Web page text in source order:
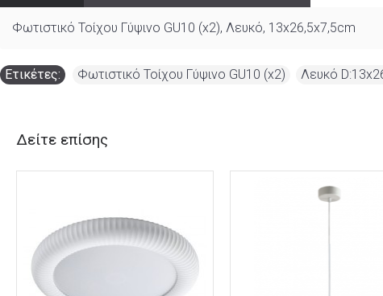
Φωτιστικό Τοίχου Γύψινο GU10 (x2), Λευκό, 13x26,5x7,5cm
Ετικέτες: Φωτιστικό Τοίχου Γύψινο GU10 (x2) Λευκό
Δείτε επίσης